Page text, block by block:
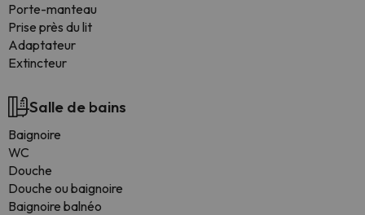
Porte-manteau
Prise près du lit
Adaptateur
Extincteur
Salle de bains
Baignoire
WC
Douche
Douche ou baignoire
Baignoire balnéo